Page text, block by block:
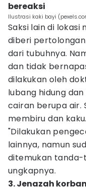
bereaksi
Ilustrasi kaki bayi
Saksi lain di
diberi
dari tubuhnya.
dan tidak
dilakukan oleh
lubang hidung
cairan berupa air.
membiru dan kaku.
"Dilakukan
lainnya, namun
ditemukan tanda-
ungkapnya.
3. Jenazah